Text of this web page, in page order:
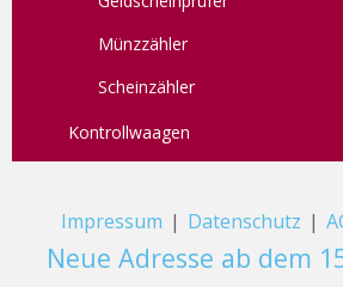
Münzzähler
Scheinzähler
Kontrollwaagen
Impressum | Datenschutz |
Neue Adresse ab dem